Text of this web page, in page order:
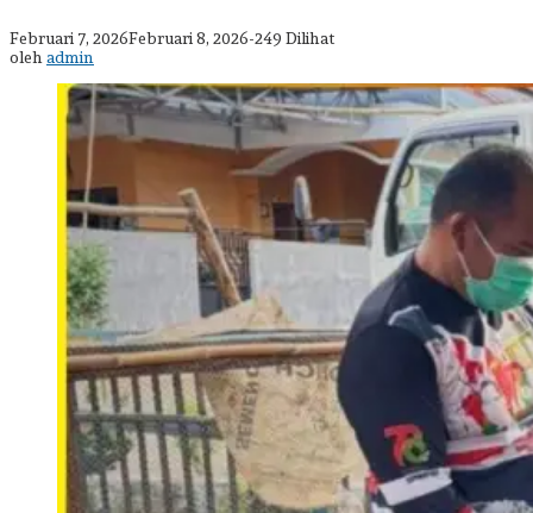
Februari 7, 2026Februari 8, 2026oleh
-249 Dilihat
oleh admin